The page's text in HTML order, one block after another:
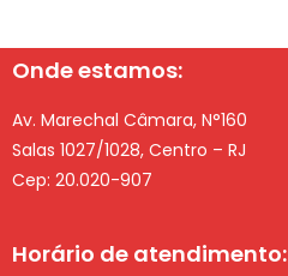
Onde estamos:
Av. Marechal Câmara, N°160
Salas 1027/1028, Centro – RJ
Cep: 20.020-907
Horário de atendimento: